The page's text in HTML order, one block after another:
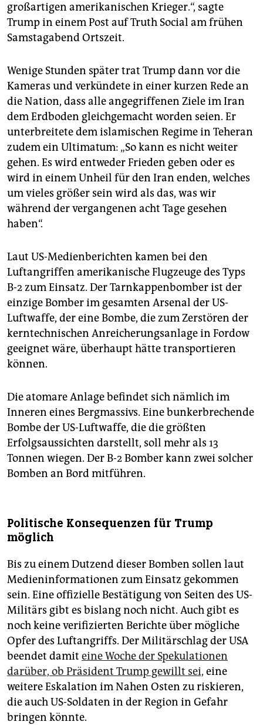
großartigen amerikanischen Krieger.“, sagte
Trump in einem Post auf Truth Social am frühen
Samstagabend Ortszeit.
Wenige Stunden später trat Trump dann vor die
Kameras und verkündete in einer kurzen Rede an
die Nation, dass alle angegriffenen Ziele im Iran
dem Erdboden gleichgemacht worden seien. Er
unterbreitete dem islamischen Regime in Teheran
zudem ein Ultimatum: „So kann es nicht weiter
gehen. Es wird entweder Frieden geben oder es
wird in einem Unheil für den Iran enden, welches
um vieles größer sein wird als das, was wir
während der vergangenen acht Tage gesehen
haben“.
Laut US-Medienberichten kamen bei den
Luftangriffen amerikanische Flugzeuge des Typs
B-2 zum Einsatz. Der Tarnkappenbomber ist der
einzige Bomber im gesamten Arsenal der US-
Luftwaffe, der eine Bombe, die zum Zerstören der
kerntechnischen Anreicherungsanlage in Fordow
geeignet wäre, überhaupt hätte transportieren
können.
Die atomare Anlage befindet sich nämlich im
Inneren eines Bergmassivs. Eine bunkerbrechende
Bombe der US-Luftwaffe, die die größten
Erfolgsaussichten darstellt, soll mehr als 13
Tonnen wiegen. Der B-2 Bomber kann zwei solcher
Bomben an Bord mitführen.
Politische Konsequenzen für Trump
möglich
Bis zu einem Dutzend dieser Bomben sollen laut
Medieninformationen zum Einsatz gekommen
sein. Eine offizielle Bestätigung von Seiten des US-
Militärs gibt es bislang noch nicht. Auch gibt es
noch keine verifizierten Berichte über mögliche
Opfer des Luftangriffs. Der Militärschlag der USA
beendet damit eine Woche der Spekulationen
darüber, ob Präsident Trump gewillt sei, eine
weitere Eskalation im Nahen Osten zu riskieren,
die auch US-Soldaten in der Region in Gefahr
bringen könnte.